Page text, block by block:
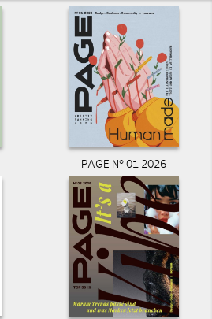
PAGE N° 01 2026